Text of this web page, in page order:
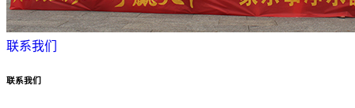
联系我们
联系我们